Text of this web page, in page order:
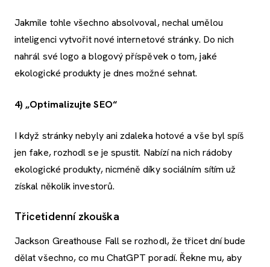
Jakmile tohle všechno absolvoval, nechal umělou
inteligenci vytvořit nové internetové stránky. Do nich
nahrál své logo a blogový příspěvek o tom, jaké
ekologické produkty je dnes možné sehnat.
4) „Optimalizujte SEO“
I když stránky nebyly ani zdaleka hotové a vše byl spíš
jen fake, rozhodl se je spustit. Nabízí na nich rádoby
ekologické produkty, nicméně díky sociálním sítím už
získal několik investorů.
Třicetidenní zkouška
Jackson Greathouse Fall se rozhodl, že třicet dní bude
dělat všechno, co mu ChatGPT poradí. Řekne mu, aby